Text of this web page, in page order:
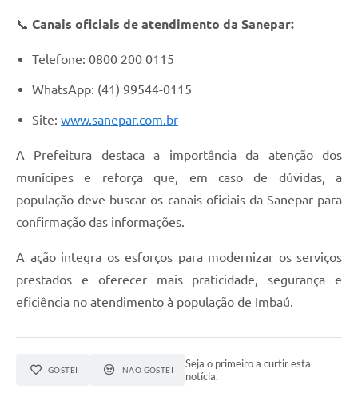
📞 Canais oficiais de atendimento da Sanepar:
Telefone: 0800 200 0115
WhatsApp: (41) 99544-0115
Site: www.sanepar.com.br
A Prefeitura destaca a importância da atenção dos
munícipes e reforça que, em caso de dúvidas, a
população deve buscar os canais oficiais da Sanepar para
confirmação das informações.
A ação integra os esforços para modernizar os serviços
prestados e oferecer mais praticidade, segurança e
eficiência no atendimento à população de Imbaú.
GOSTEI NÃO GOSTEI
Seja o primeiro a curtir esta
notícia.